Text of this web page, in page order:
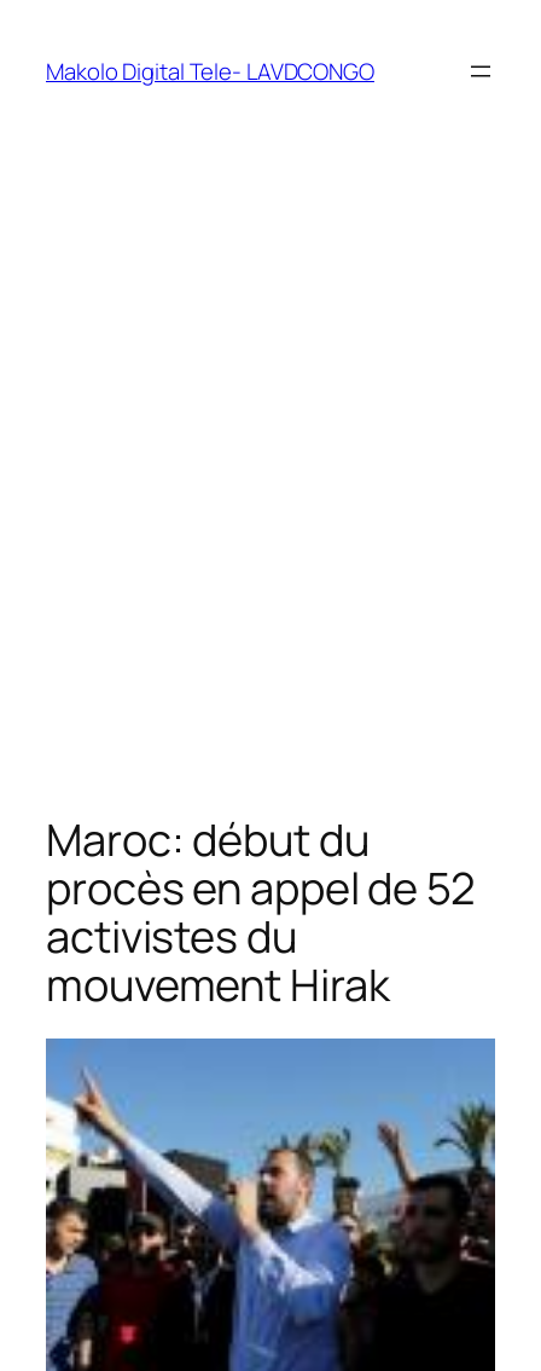
Makolo Digital Tele- LAVDCONGO
Maroc: début du
procès en appel de 52
activistes du
mouvement Hirak